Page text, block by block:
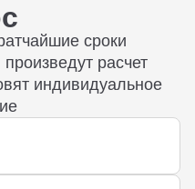
сроки
расчет
индивидуальное